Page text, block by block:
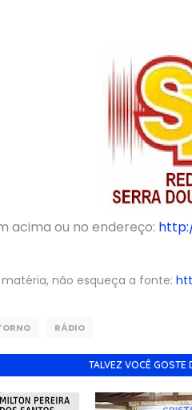
acima ou no endereço:
não esqueça a fonte:
RÁDIO
TALVEZ VOCÊ GOSTE